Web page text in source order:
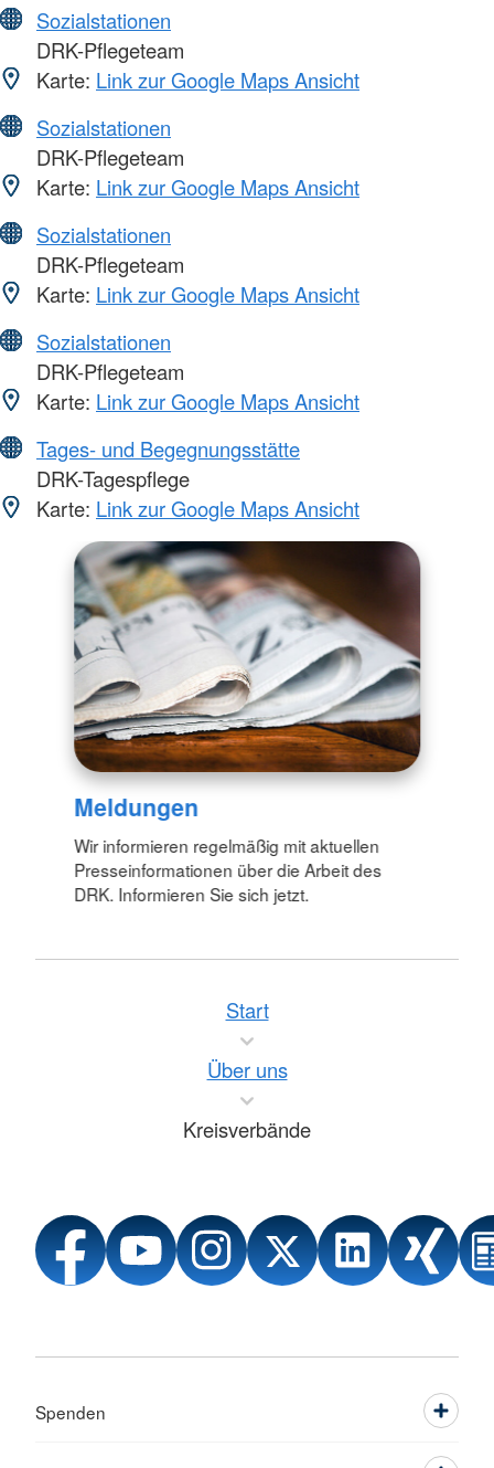
Sozialstationen
DRK-Pflegeteam
Karte: Link zur Google Maps Ansicht
Sozialstationen
DRK-Pflegeteam
Karte: Link zur Google Maps Ansicht
Sozialstationen
DRK-Pflegeteam
Karte: Link zur Google Maps Ansicht
Sozialstationen
DRK-Pflegeteam
Karte: Link zur Google Maps Ansicht
Tages- und Begegnungsstätte
DRK-Tagespflege
Karte: Link zur Google Maps Ansicht
Meldungen
Wir informieren regelmäßig mit aktuellen
Presseinformationen über die Arbeit des
DRK. Informieren Sie sich jetzt.
Start
Über uns
Kreisverbände
Spenden